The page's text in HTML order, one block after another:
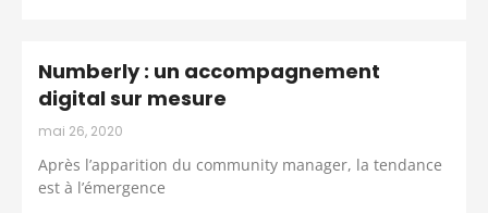
Numberly : un accompagnement
digital sur mesure
mai 26, 2020
Après l’apparition du community manager, la tendance
est à l’émergence